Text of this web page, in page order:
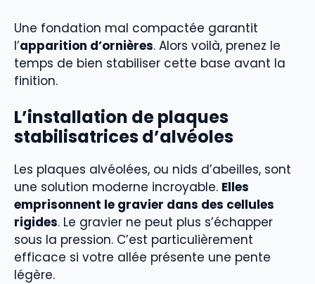
Une fondation mal compactée garantit
l’apparition d’ornières. Alors voilà, prenez le
temps de bien stabiliser cette base avant la
finition.
L’installation de plaques
stabilisatrices d’alvéoles
Les plaques alvéolées, ou nids d’abeilles, sont
une solution moderne incroyable. Elles
emprisonnent le gravier dans des cellules
rigides. Le gravier ne peut plus s’échapper
sous la pression. C’est particulièrement
efficace si votre allée présente une pente
légère.